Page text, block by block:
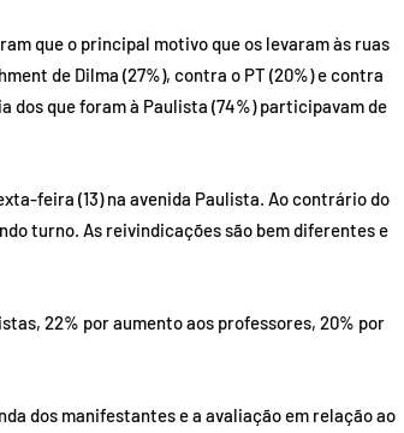
que o principal motivo que os levaram às ruas
de Dilma (27%), contra o PT (20%) e contra
dos que foram à Paulista (74%) participavam de
feira (13) na avenida Paulista. Ao contrário do
turno. As reivindicações são bem diferentes e
22% por aumento aos professores, 20% por
dos manifestantes e a avaliação em relação ao